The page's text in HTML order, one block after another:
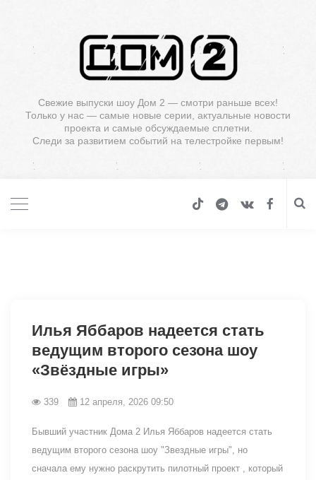
Свежие выпуски шоу Дом 2 — смотри раньше всех!
Только у нас — самые новые серии, актуальные новости
проекта и самые обсуждаемые сплетни.
Следи за развитием событий на телестройке первым!
Илья Яббаров надеется стать
ведущим второго сезона шоу
«Звёздные игры»
339 12 апреля, 2026 09:50
Бывший участник Дома 2 Илья Яббаров надеется стать
ведущим второго сезона шоу "Звездные игры", но
сначала ему нужно раскрутить пилотный проект , который